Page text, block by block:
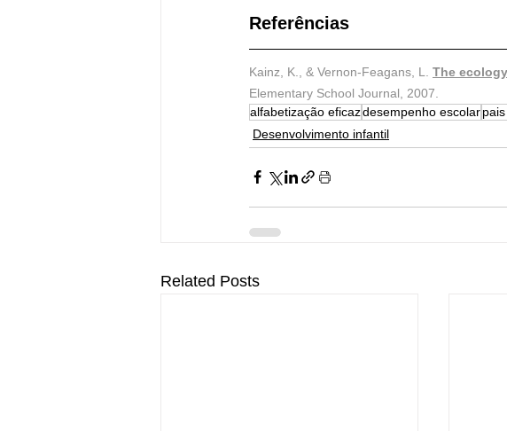
Referências
Kainz, K., & Vernon-Feagans, L. The
Elementary School Journal, 2007.
alfabetização eficazdesempenho escolar
Desenvolvimento infantil
Related Posts